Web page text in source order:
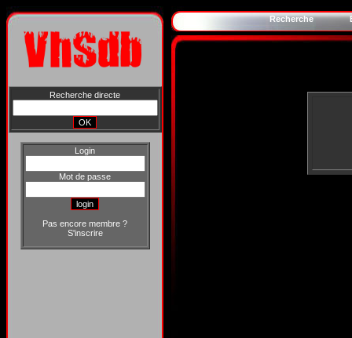
Recherche directe
Login
Mot de passe
Pas encore membre ?
S'inscrire
Recherche